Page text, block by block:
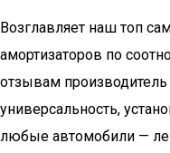
Возглавляет наш топ
амортизаторов по
отзывам производитель
универсальность,
любые автомобили —